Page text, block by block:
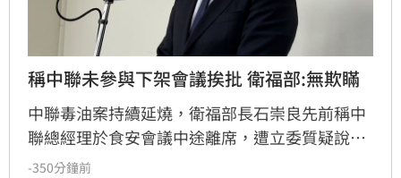
稱中聯未參與下架會議挨批 衛福部:無欺瞞
中聯毒油案持續延燒，衛福部長石崇良先前稱中
聯總經理於食安會議中途離席，遭立委質疑說謊
並要求下台。衛福部今日正式澄清，石部長當日
-350分鐘前